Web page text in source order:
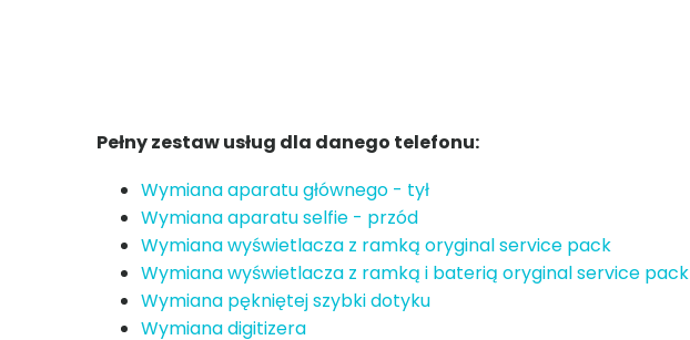
Pełny zestaw usług dla danego telefonu:
Wymiana aparatu głównego - tył
Wymiana aparatu selfie - przód
Wymiana wyświetlacza z ramką oryginal service pack
Wymiana wyświetlacza z ramką i baterią oryginal service pack
Wymiana pękniętej szybki dotyku
Wymiana digitizera